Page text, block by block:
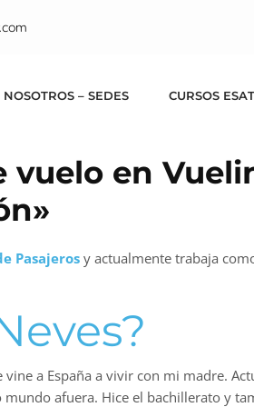
– SEDES CURSOS
vuelo en
Pasajeros y actualmente trabaja
a España a vivir con mi madre.
afuera. Hice el bachillerato y